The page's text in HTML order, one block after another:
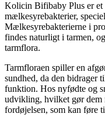
Kolicin Bifibaby Plus er et
mælkesyrebakterier,
Mælkesyrebakterierne i
findes naturligt i tarmen,
tarmflora.
Tarmfloraen spiller en
sundhed, da den bidrager
funktion. Hos nyfødte og
udvikling, hvilket gør dem
fordøjelsen, som kan føre